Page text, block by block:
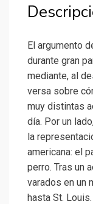
El argumento
durante gran
mediante, al
versa sobre
muy distintas
día. Por un
la
americana: el
perro. Tras un
varados en un
hasta St.